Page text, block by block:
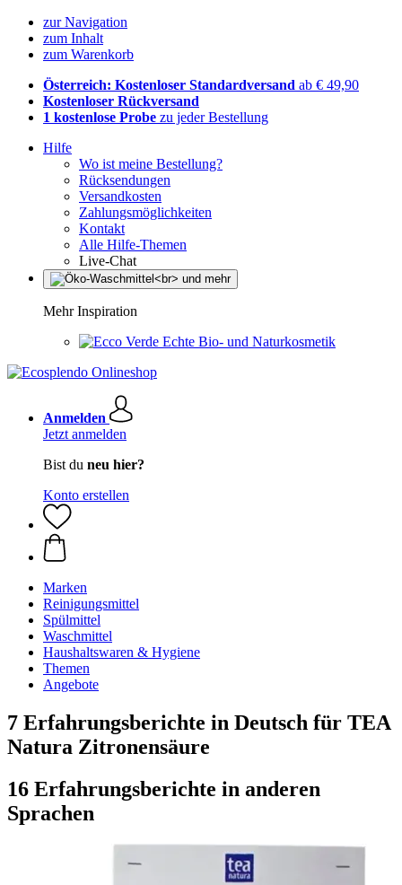
zur Navigation
zum Inhalt
zum Warenkorb
Österreich: Kostenloser Standardversand ab € 49,90
Kostenloser Rückversand
1 kostenlose Probe zu jeder Bestellung
Hilfe
Wo ist meine Bestellung?
Rücksendungen
Versandkosten
Zahlungsmöglichkeiten
Kontakt
Alle Hilfe-Themen
Live-Chat
Mehr Inspiration
Echte Bio- und Naturkosmetik
Anmelden
Jetzt anmelden
Bist du neu hier?
Konto erstellen
Marken
Reinigungsmittel
Spülmittel
Waschmittel
Haushaltswaren & Hygiene
Themen
Angebote
7 Erfahrungsberichte in Deutsch für TEA
Natura Zitronensäure
16 Erfahrungsberichte in anderen
Sprachen